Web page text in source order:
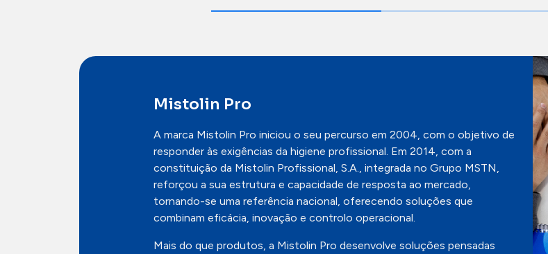
Mistolin Pro
A marca Mistolin Pro iniciou o seu percurso em 2004, com o objetivo de
responder às exigências da higiene profissional. Em 2014, com a
constituição da Mistolin Profissional, S.A., integrada no Grupo MSTN,
reforçou a sua estrutura e capacidade de resposta ao mercado,
tornando-se uma referência nacional, oferecendo soluções que
combinam eficácia, inovação e controlo operacional.
Mais do que produtos, a Mistolin Pro desenvolve soluções pensadas